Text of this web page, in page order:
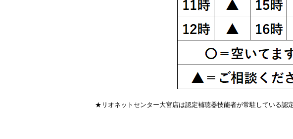
★リオネットセンター大宮店は認定補聴器技能者が常駐している認